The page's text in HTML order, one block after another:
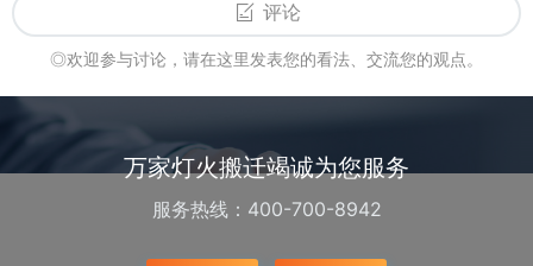
评论
◎欢迎参与讨论，请在这里发表您的看法、交流您的观点。
万家灯火搬迁竭诚为您服务
服务热线：400-700-8942